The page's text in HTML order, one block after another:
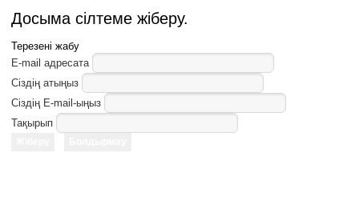
Досыма сілтеме жіберу.
Терезені жабу
E-mail адресата
Сіздің атыңыз
Сіздің E-mail-ыңыз
Тақырып